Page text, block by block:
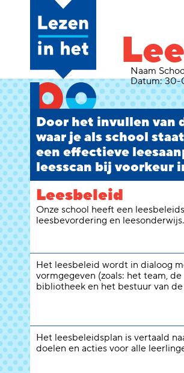
Naam
Datum:30-
Door het invullen van
waar je als school
een effectieve
leesscan bij voorkeur
Leesbeleid
Onze school heeft een
leesbevordering en leesonderwijs.
Het leesbeleid wordt in dialoog
vormgegeven (zoals: het team,
bibliotheek en het bestuur van de
Het leesbeleidsplan is vertaald
doelen en acties voor alle